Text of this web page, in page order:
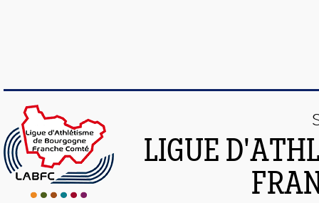
LIGUE